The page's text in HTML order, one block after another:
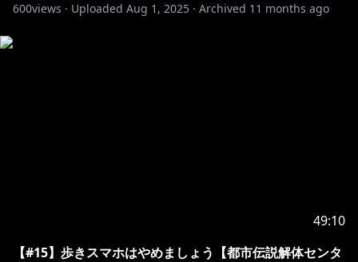
600views · Uploaded Aug 1, 2025 · Archived 11 months ago
49:10
【#15】歩きスマホはやめましょう【都市伝説解体センタ